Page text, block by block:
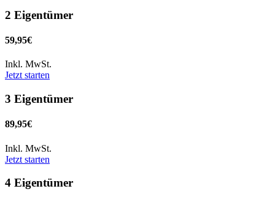
2 Eigentümer
59,95€
Inkl. MwSt.
Jetzt starten
3 Eigentümer
89,95€
Inkl. MwSt.
Jetzt starten
4 Eigentümer